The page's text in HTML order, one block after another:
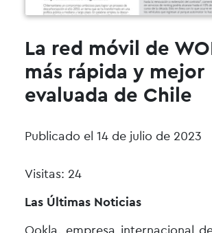
La red móvil de
más rápida y mejor
evaluada de Chile
Publicado el 14 de julio de 2023
Visitas: 24
Las Últimas Noticias